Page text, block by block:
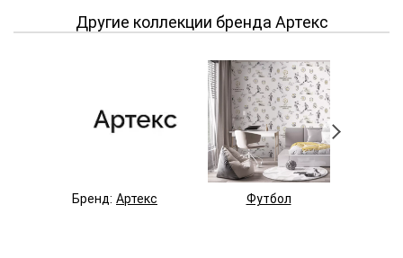
Другие коллекции бренда Артекс
Бренд: Артекс Футбол